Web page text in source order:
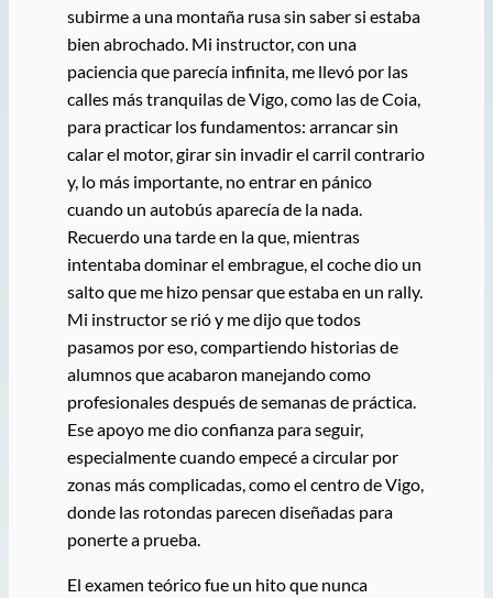
subirme a una montaña rusa sin saber si estaba
bien abrochado. Mi instructor, con una
paciencia que parecía infinita, me llevó por las
calles más tranquilas de Vigo, como las de Coia,
para practicar los fundamentos: arrancar sin
calar el motor, girar sin invadir el carril contrario
y, lo más importante, no entrar en pánico
cuando un autobús aparecía de la nada.
Recuerdo una tarde en la que, mientras
intentaba dominar el embrague, el coche dio un
salto que me hizo pensar que estaba en un rally.
Mi instructor se rió y me dijo que todos
pasamos por eso, compartiendo historias de
alumnos que acabaron manejando como
profesionales después de semanas de práctica.
Ese apoyo me dio confianza para seguir,
especialmente cuando empecé a circular por
zonas más complicadas, como el centro de Vigo,
donde las rotondas parecen diseñadas para
ponerte a prueba.
El examen teórico fue un hito que nunca